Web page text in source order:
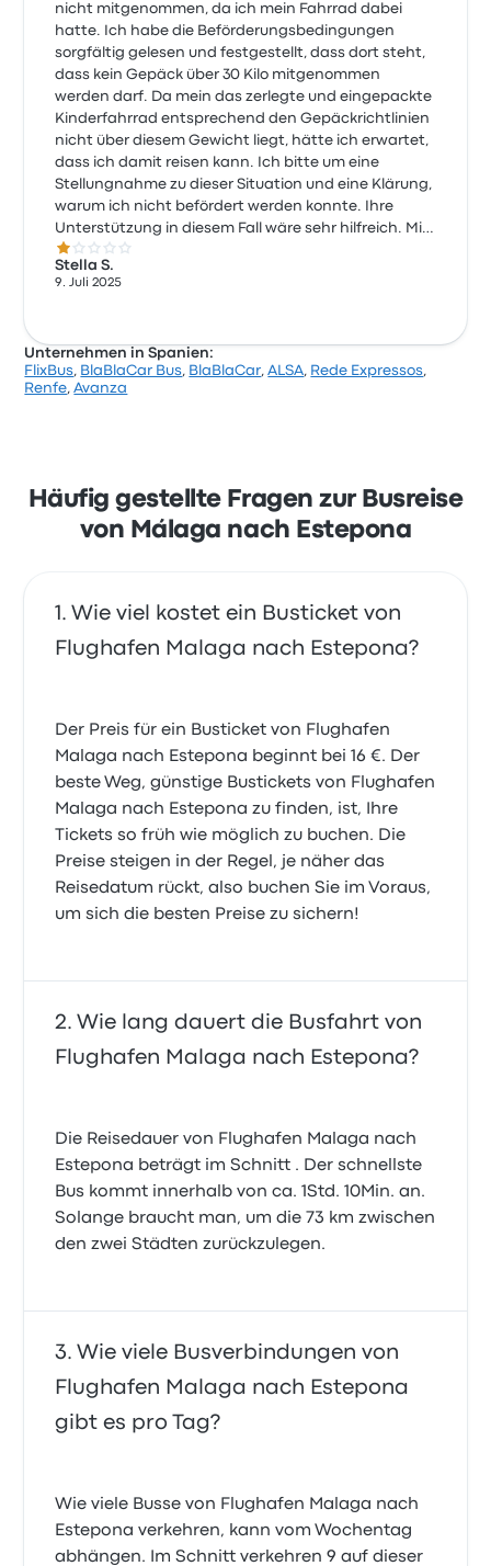
nicht mitgenommen, da ich mein Fahrrad dabei
hatte. Ich habe die Beförderungsbedingungen
sorgfältig gelesen und festgestellt, dass dort steht,
dass kein Gepäck über 30 Kilo mitgenommen
werden darf. Da mein das zerlegte und eingepackte
Kinderfahrrad entsprechend den Gepäckrichtlinien
nicht über diesem Gewicht liegt, hätte ich erwartet,
dass ich damit reisen kann. Ich bitte um eine
Stellungnahme zu dieser Situation und eine Klärung,
warum ich nicht befördert werden konnte. Ihre
Unterstützung in diesem Fall wäre sehr hilfreich. Mit
freundlichen Grüßen, Stella Schipany
1.0 von 5 Sternen
Stella S.
9. Juli 2025
Unternehmen in Spanien:
FlixBus, BlaBlaCar Bus, BlaBlaCar,ALSA, Rede Expressos,
Renfe,Avanza
Häufig gestellte Fragen zur Busreise
von Málaga nach Estepona
Wie viel kostet ein Busticket von
Flughafen Malaga nach Estepona?
Der Preis für ein Busticket von Flughafen
Malaga nach Estepona beginnt bei 16 €. Der
beste Weg, günstige Bustickets von Flughafen
Malaga nach Estepona zu finden, ist, Ihre
Tickets so früh wie möglich zu buchen. Die
Preise steigen in der Regel, je näher das
Reisedatum rückt, also buchen Sie im Voraus,
um sich die besten Preise zu sichern!
Wie lang dauert die Busfahrt von
Flughafen Malaga nach Estepona?
Die Reisedauer von Flughafen Malaga nach
Estepona beträgt im Schnitt . Der schnellste
Bus kommt innerhalb von ca. 1Std. 10Min. an.
Solange braucht man, um die 73 km zwischen
den zwei Städten zurückzulegen.
Wie viele Busverbindungen von
Flughafen Malaga nach Estepona
gibt es pro Tag?
Wie viele Busse von Flughafen Malaga nach
Estepona verkehren, kann vom Wochentag
abhängen. Im Schnitt verkehren 9 auf dieser